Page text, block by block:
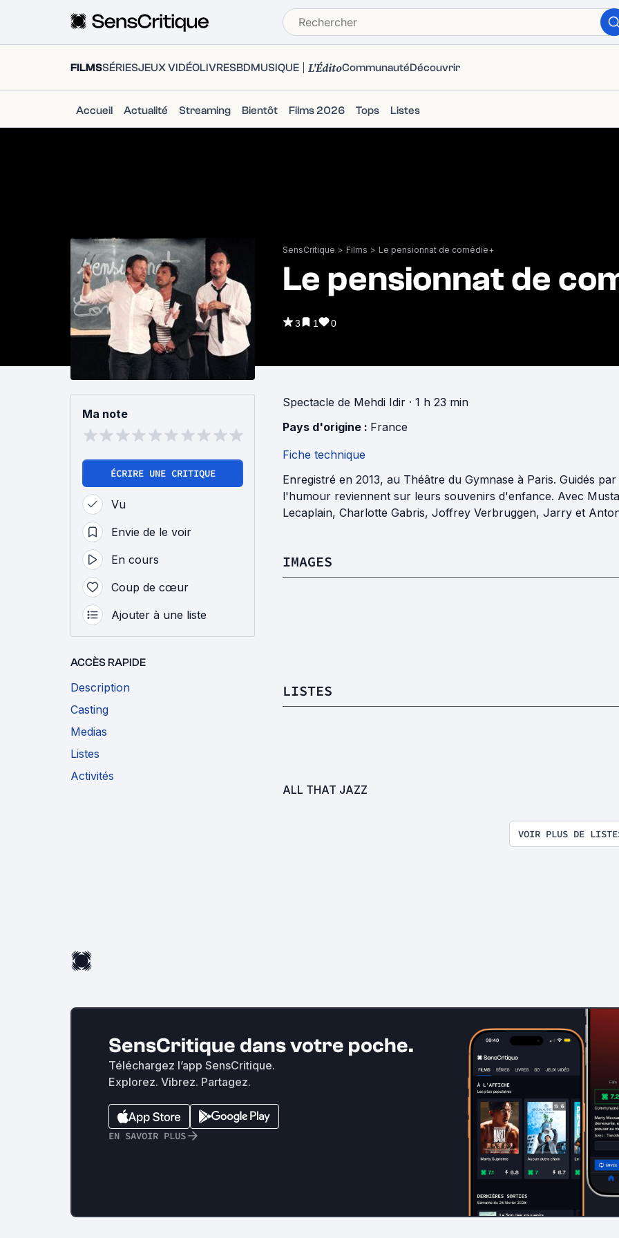
FILMSSÉRIESJEUX VIDÉOLIVRESBDMUSIQUE L'ÉditoCommunautéDécouvrir
Accueil Actualité Streaming Bientôt Films 2026 Tops Listes
SensCritique > Films > Le pensionnat de comédie+
Le pensionnat de
3 1 0
Ma note
ÉCRIRE UNE CRITIQUE
Vu
Envie de le voir
En cours
Coup de cœur
Ajouter à une liste
ACCÈS RAPIDE
Description
Casting
Medias
Listes
Activités
Spectacle de Mehdi Idir · 1 h 23 min
Pays d'origine : France
Fiche technique
Enregistré en 2013, au Théâtre du Gymnase à Paris. Guidés
l'humour reviennent sur leurs souvenirs d'enfance. Avec
Lecaplain, Charlotte Gabris, Joffrey Verbruggen, Jarry et
IMAGES
LISTES
ALL THAT JAZZ
VOIR PLUS DE
SensCritique dans votre poche.
Téléchargez l’app SensCritique.
Explorez. Vibrez. Partagez.
EN SAVOIR PLUS